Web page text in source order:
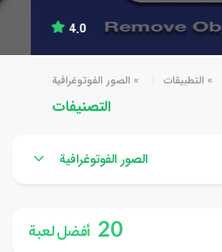
4.0
» التطبيقات » الصور الفوتوغرافية
التصنيفات
الصور الفوتوغرافية
20 أفضل لعبة